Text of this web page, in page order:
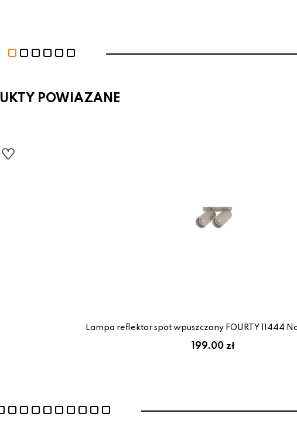
POWIAZANE
Lampa reflektor spot wpuszczany FOURTY 11444
199.00 zł